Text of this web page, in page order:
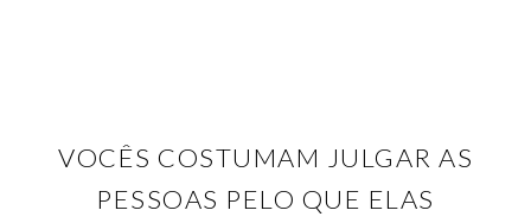
VOCÊS COSTUMAM JULGAR AS
PESSOAS PELO QUE ELAS